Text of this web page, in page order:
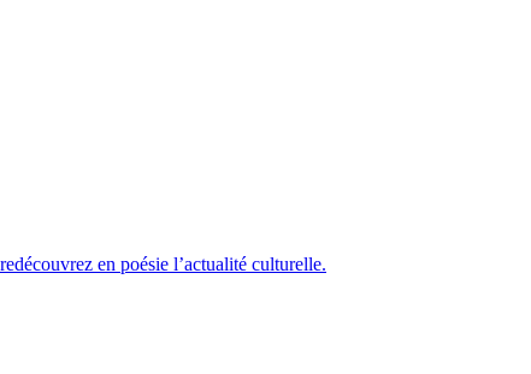
en poésie l’actualité culturelle.